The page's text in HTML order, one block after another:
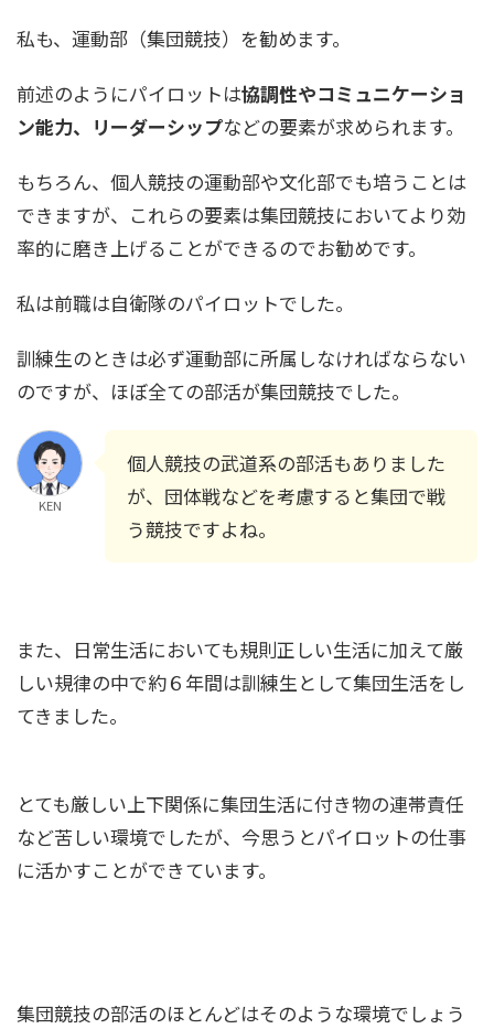
私も、運動部（集団競技）を勧めます。
前述のようにパイロットは協調性やコミュニケーショ
ン能力、リーダーシップなどの要素が求められます。
もちろん、個人競技の運動部や文化部でも培うことは
できますが、これらの要素は集団競技においてより効
率的に磨き上げることができるのでお勧めです。
私は前職は自衛隊のパイロットでした。
訓練生のときは必ず運動部に所属しなければならない
のですが、ほぼ全ての部活が集団競技でした。
KEN
個人競技の武道系の部活もありました
が、団体戦などを考慮すると集団で戦
う競技ですよね。
また、日常生活においても規則正しい生活に加えて厳
しい規律の中で約６年間は訓練生として集団生活をし
てきました。
とても厳しい上下関係に集団生活に付き物の連帯責任
など苦しい環境でしたが、今思うとパイロットの仕事
に活かすことができています。
集団競技の部活のほとんどはそのような環境でしょう